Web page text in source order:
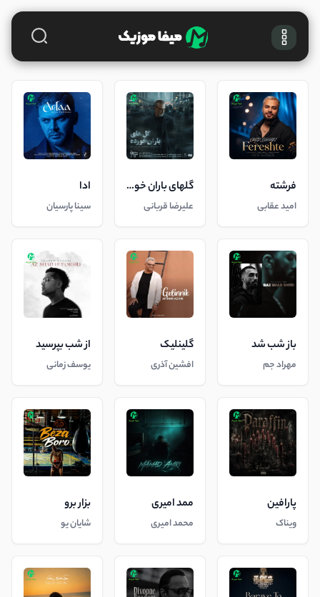
فرشته
امید عقابی
گلهای باران خورده
علیرضا قربانی
ادا
سینا پارسیان
باز شب شد
مهراد جم
گلینلیک
افشین آذری
از شب بپرسید
یوسف زمانی
پارافین
ویناک
ممد امیری
محمد امیری
بزار برو
شایان یو